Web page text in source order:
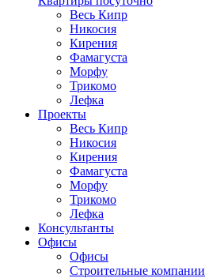
Весь Кипр
Никосия
Кирения
Фамагуста
Морфу
Трикомо
Лефка
Проекты
Весь Кипр
Никосия
Кирения
Фамагуста
Морфу
Трикомо
Лефка
Консультанты
Офисы
Офисы
Строительные компании